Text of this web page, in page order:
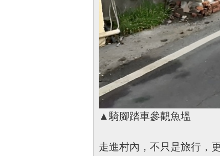
▲騎腳踏車參觀魚塭
走進村內，不只是旅行，